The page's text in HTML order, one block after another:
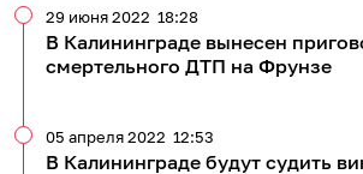
В Калининграде вынесен
смертельного ДТП на Фрунзе
29 июня 2022 18:28
В Калининграде будут судить
05 апреля 2022 12:53